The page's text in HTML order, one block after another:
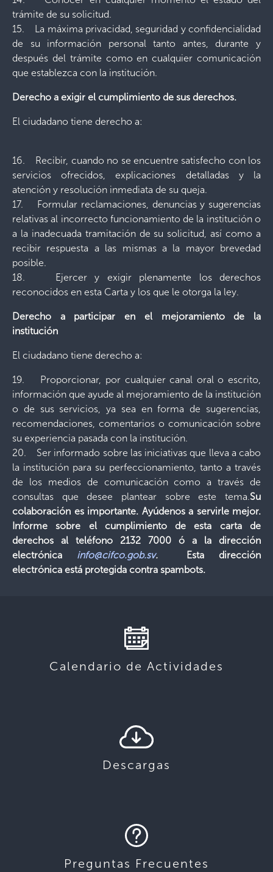
trámite de su solicitud.
15. La máxima privacidad, seguridad y confidencialidad
de su información personal tanto antes, durante y
después del trámite como en cualquier comunicación
que establezca con la institución.
Derecho a exigir el cumplimiento de sus derechos.
El ciudadano tiene derecho a:
16. Recibir, cuando no se encuentre satisfecho con los
servicios ofrecidos, explicaciones detalladas y la
atención y resolución inmediata de su queja.
17. Formular reclamaciones, denuncias y sugerencias
relativas al incorrecto funcionamiento de la institución o
a la inadecuada tramitación de su solicitud, así como a
recibir respuesta a las mismas a la mayor brevedad
posible.
18. Ejercer y exigir plenamente los derechos
reconocidos en esta Carta y los que le otorga la ley.
Derecho a participar en el mejoramiento de la
institución
El ciudadano tiene derecho a:
19. Proporcionar, por cualquier canal oral o escrito,
información que ayude al mejoramiento de la institución
o de sus servicios, ya sea en forma de sugerencias,
recomendaciones, comentarios o comunicación sobre
su experiencia pasada con la institución.
20. Ser informado sobre las iniciativas que lleva a cabo
la institución para su perfeccionamiento, tanto a través
de los medios de comunicación como a través de
consultas que desee plantear sobre este tema.Su
colaboración es importante. Ayúdenos a servirle mejor.
Informe sobre el cumplimiento de esta carta de
derechos al teléfono 2132 7000 ó a la dirección
electrónica info@cifco.gob.sv.
Esta dirección
electrónica está protegida contra spambots.
Calendario de Actividades
Descargas
Preguntas Frecuentes